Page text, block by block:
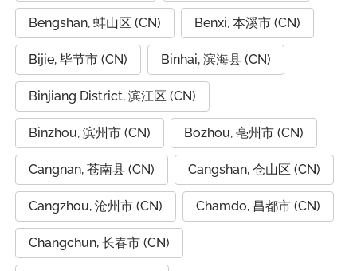
Bengshan, 蚌山区 (CN) Benxi, 本溪市 (CN)
Bijie, 毕节市 (CN) Binhai, 滨海县 (CN)
Binjiang District, 滨江区 (CN)
Binzhou, 滨州市 (CN) Bozhou, 亳州市 (CN)
Cangnan, 苍南县 (CN) Cangshan, 仓山区 (CN)
Cangzhou, 沧州市 (CN) Chamdo, 昌都市 (CN)
Changchun, 长春市 (CN)